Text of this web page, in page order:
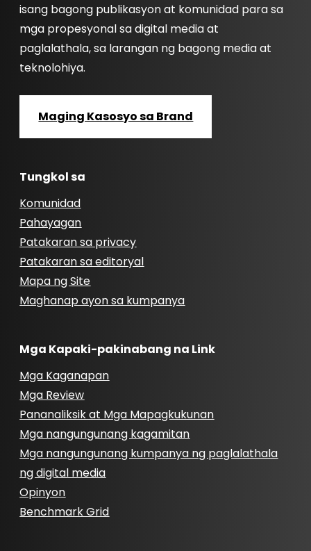
isang bagong publikasyon at komunidad para sa
mga propesyonal sa digital media at
paglalathala, sa larangan ng bagong media at
teknolohiya.
Maging Kasosyo sa Brand
Tungkol sa
Komunidad
Pahayagan
Patakaran sa privacy
Patakaran sa editoryal
Mapa ng Site
Maghanap ayon sa kumpanya
Mga Kapaki-pakinabang na Link
Mga Kaganapan
Mga Review
Pananaliksik at Mga Mapagkukunan
Mga nangungunang kagamitan
Mga nangungunang kumpanya ng paglalathala
ng digital media
Opinyon
Benchmark Grid